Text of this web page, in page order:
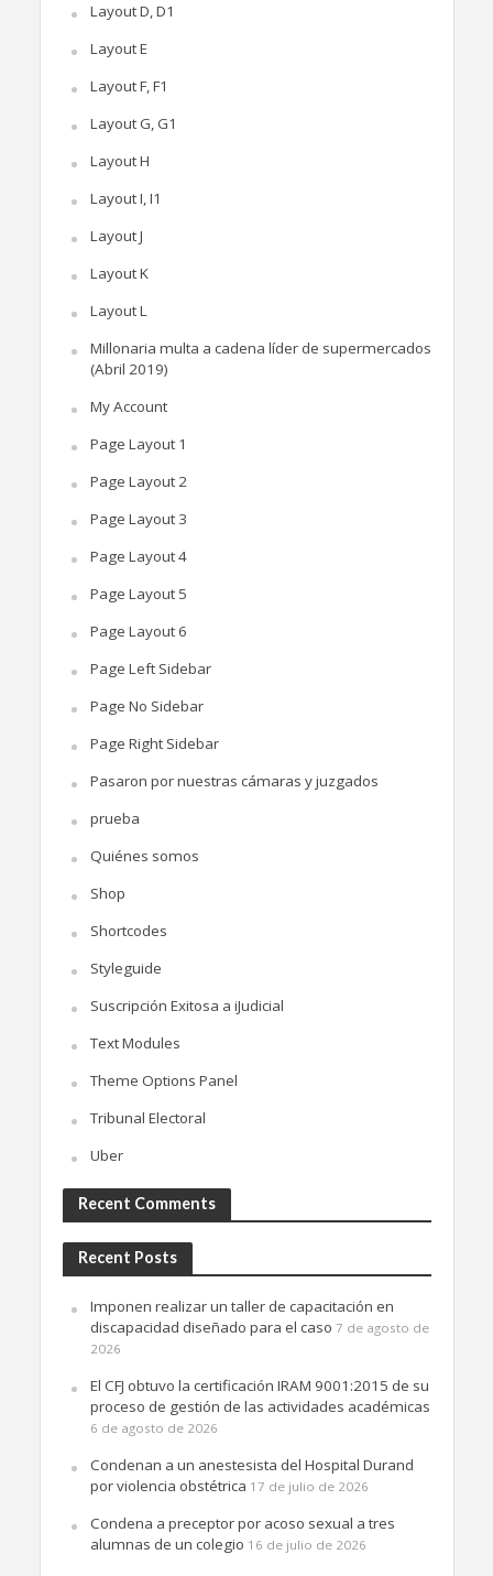
Layout D, D1
Layout E
Layout F, F1
Layout G, G1
Layout H
Layout I, I1
Layout J
Layout K
Layout L
Millonaria multa a cadena líder de supermercados
(Abril 2019)
My Account
Page Layout 1
Page Layout 2
Page Layout 3
Page Layout 4
Page Layout 5
Page Layout 6
Page Left Sidebar
Page No Sidebar
Page Right Sidebar
Pasaron por nuestras cámaras y juzgados
prueba
Quiénes somos
Shop
Shortcodes
Styleguide
Suscripción Exitosa a iJudicial
Text Modules
Theme Options Panel
Tribunal Electoral
Uber
Recent Comments
Recent Posts
Imponen realizar un taller de capacitación en
discapacidad diseñado para el caso 7 de agosto de
2026
El CFJ obtuvo la certificación IRAM 9001:2015 de su
proceso de gestión de las actividades académicas
6 de agosto de 2026
Condenan a un anestesista del Hospital Durand
por violencia obstétrica 17 de julio de 2026
Condena a preceptor por acoso sexual a tres
alumnas de un colegio 16 de julio de 2026